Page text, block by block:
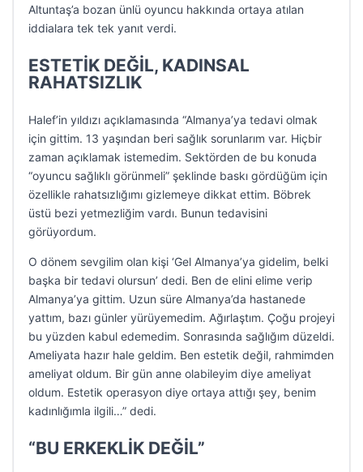
Altuntaş’a bozan ünlü oyuncu hakkında ortaya atılan
iddialara tek tek yanıt verdi.
ESTETİK DEĞİL, KADINSAL
RAHATSIZLIK
Halef’in yıldızı açıklamasında “Almanya’ya tedavi olmak
için gittim. 13 yaşından beri sağlık sorunlarım var. Hiçbir
zaman açıklamak istemedim. Sektörden de bu konuda
“oyuncu sağlıklı görünmeli” şeklinde baskı gördüğüm için
özellikle rahatsızlığımı gizlemeye dikkat ettim. Böbrek
üstü bezi yetmezliğim vardı. Bunun tedavisini
görüyordum.
O dönem sevgilim olan kişi ‘Gel Almanya’ya gidelim, belki
başka bir tedavi olursun’ dedi. Ben de elini elime verip
Almanya’ya gittim. Uzun süre Almanya’da hastanede
yattım, bazı günler yürüyemedim. Ağırlaştım. Çoğu projeyi
bu yüzden kabul edemedim. Sonrasında sağlığım düzeldi.
Ameliyata hazır hale geldim. Ben estetik değil, rahmimden
ameliyat oldum. Bir gün anne olabileyim diye ameliyat
oldum. Estetik operasyon diye ortaya attığı şey, benim
kadınlığımla ilgili…” dedi.
“BU ERKEKLİK DEĞİL”